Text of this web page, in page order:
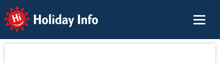
Holiday Info